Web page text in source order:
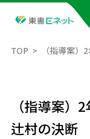
TOP （指導案
（指導案
辻村の決断